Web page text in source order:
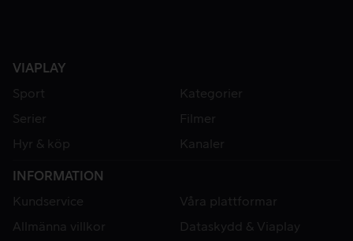
VIAPLAY
Sport
Kategorier
Serier
Filmer
Hyr & köp
Kanaler
INFORMATION
Kundservice
Våra plattformar
Allmänna villkor
Dataskydd & Viaplay